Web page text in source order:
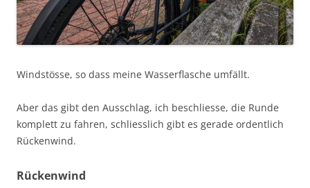
Windstösse, so dass meine Wasserflasche umfällt.
Aber das gibt den Ausschlag, ich beschliesse, die Runde
komplett zu fahren, schliesslich gibt es gerade ordentlich
Rückenwind.
Rückenwind